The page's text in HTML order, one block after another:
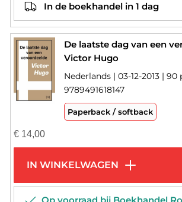
In de boekhandel in 1 dag
Victor Hugo
Nederlands | 03-12-2013 | 90
9789491618147
Paperback / softback
€14,00
IN WINKELWAGEN